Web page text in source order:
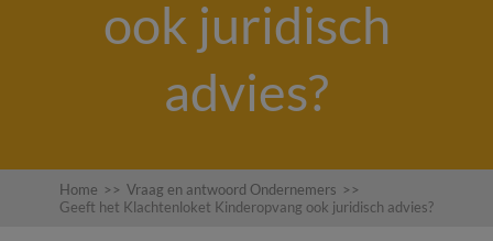
ook juridisch
advies?
Home >> Vraag en antwoord Ondernemers >>
Geeft het Klachtenloket Kinderopvang ook juridisch advies?